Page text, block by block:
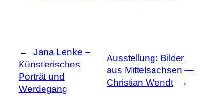
←
Jana Lenke –
Künstlerisches
Porträt und
Werdegang
Ausstellung: Bilder
aus Mittelsachsen —
Christian Wendt
→